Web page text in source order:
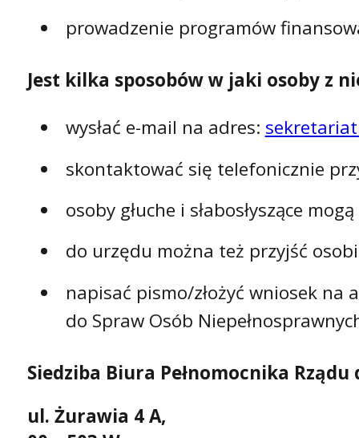
prowadzenie programów
Jest kilka sposobów w jaki osoby z
wysłać e-mail na adres:
skontaktować się telefonicznie
osoby głuche i słabosłyszące
do urzędu można też przyjść
napisać pismo/złożyć wniosek na
do Spraw Osób
Siedziba Biura Pełnomocnika
ul. Żurawia 4 A,